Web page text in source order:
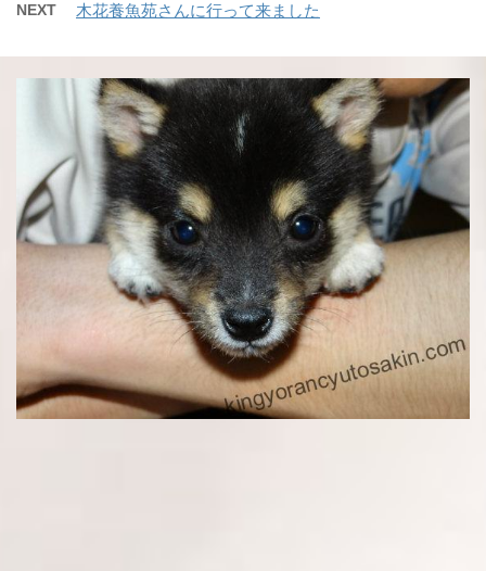
NEXT 木花養魚苑さんに行って来ました